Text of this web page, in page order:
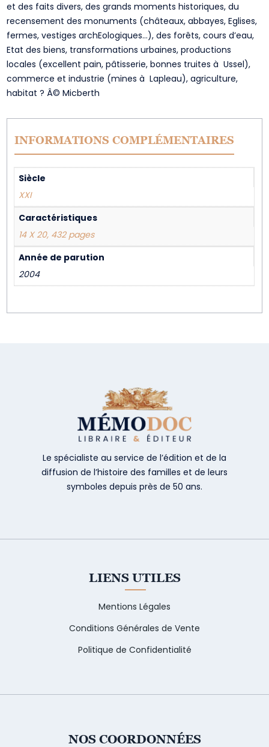
et des faits divers, des grands moments historiques, du
recensement des monuments (châteaux, abbayes, Eglises,
fermes, vestiges archEologiques…), des forêts, cours d’eau,
Etat des biens, transformations urbaines, productions
locales (excellent pain, pâtisserie, bonnes truites à Ussel),
commerce et industrie (mines à Lapleau), agriculture,
habitat ? Â© Micberth
INFORMATIONS COMPLÉMENTAIRES
Siècle
XXI
Caractéristiques
14 X 20, 432 pages
Année de parution
2004
Le spécialiste au service de l’édition et de la
diffusion de l’histoire des familles et de leurs
symboles depuis près de 50 ans.
LIENS UTILES
Mentions Légales
Conditions Générales de Vente
Politique de Confidentialité
NOS COORDONNÉES